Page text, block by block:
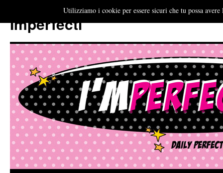
Imperfecti
Utilizziamo i cookie per essere sicuri che tu possa